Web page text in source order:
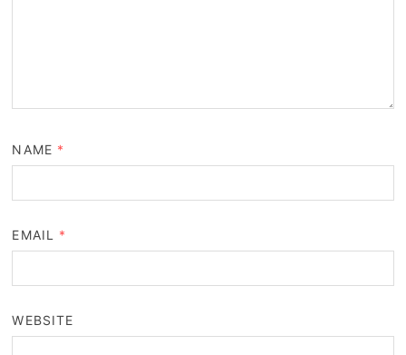
NAME *
EMAIL *
WEBSITE